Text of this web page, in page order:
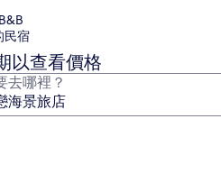
民宿
以查看價格
去哪裡？